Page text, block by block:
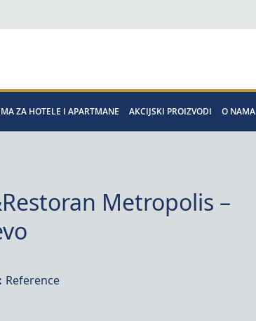
ZA HOTELE I APARTMANE AKCIJSKI PROIZVODI O NAMA
Metropolis –
Reference